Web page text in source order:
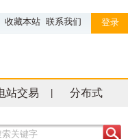
收藏本站 联系我们 登录
站交易 分布式